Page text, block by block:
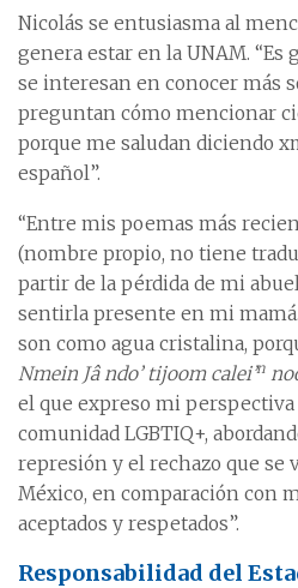
Nicolás se entusiasma al
genera estar en la UNAM.
se interesan en conocer más
preguntan cómo mencionar
porque me saludan diciendo
español”.
“Entre mis poemas más
(nombre propio, no tiene
partir de la pérdida de mi
sentirla presente en mi
son como agua cristalina,
Nmein Jâ ndo’ tijoom calei’n
el que expreso mi perspectiva
comunidad LGBTIQ+,
represión y el rechazo que se
México, en comparación con
aceptados y respetados”.
Responsabilidad del